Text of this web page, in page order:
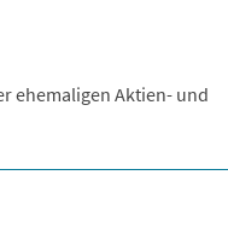
ehemaligen Aktien- und